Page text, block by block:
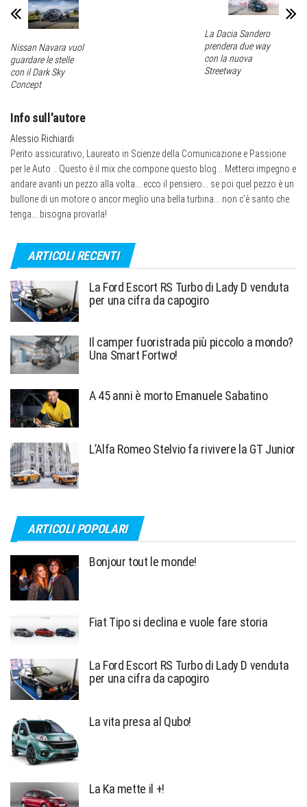
Nissan Navara vuol
guardare le stelle
con il Dark Sky
Concept
La Dacia Sandero
prendera due way
con la nuova
Streetway
Info sull'autore
Alessio Richiardi
Perito assicurativo, Laureato in Scienze della Comunicazione e Passione
per le Auto .. Questo è il mix che compone questo blog... Metterci impegno e
andare avanti un pezzo alla volta... ecco il pensiero... se poi quel pezzo è un
bullone di un motore o ancor meglio una bella turbina... non c’è santo che
tenga... bisogna provarla!
ARTICOLI RECENTI
La Ford Escort RS Turbo di Lady D venduta
per una cifra da capogiro
Il camper fuoristrada più piccolo a mondo?
Una Smart Fortwo!
A 45 anni è morto Emanuele Sabatino
L’Alfa Romeo Stelvio fa rivivere la GT Junior
ARTICOLI POPOLARI
Bonjour tout le monde!
Fiat Tipo si declina e vuole fare storia
La Ford Escort RS Turbo di Lady D venduta
per una cifra da capogiro
La vita presa al Qubo!
La Ka mette il +!